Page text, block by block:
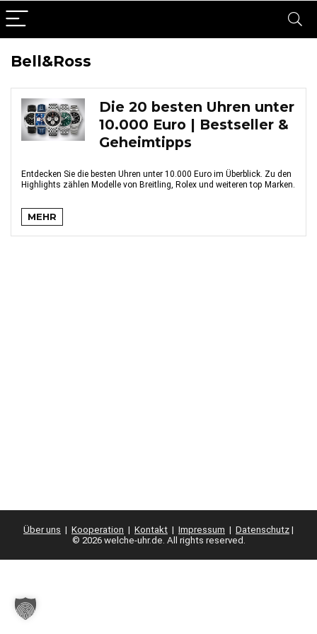
Bell&Ross
Die 20 besten Uhren unter
10.000 Euro | Bestseller &
Geheimtipps
Entdecken Sie die besten Uhren unter 10.000 Euro im Überblick. Zu den
Highlights zählen Modelle von Breitling, Rolex und weiteren top Marken.
MEHR
Über uns | Kooperation | Kontakt | Impressum | Datenschutz |
© 2026 welche-uhr.de. All rights reserved.